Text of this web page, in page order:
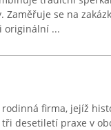
Zaměřuje se na
originální ...
firma, jejíž
tři desetiletí praxe v